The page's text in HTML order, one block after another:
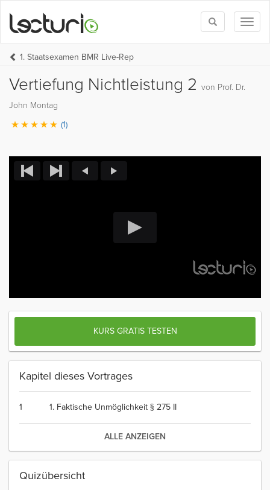
Toggle
search
1. Staatsexamen BMR Live-Rep
Vertiefung Nichtleistung 2 von Prof. Dr.
John Montag
(1)
KURS GRATIS TESTEN
Kapitel dieses Vortrages
1 1. Faktische Unmöglichkeit § 275 II
ALLE ANZEIGEN
Quizübersicht